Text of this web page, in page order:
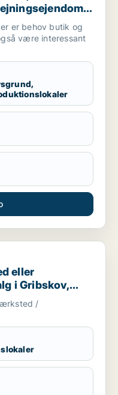
salg i
er behov butik og
være interessant
til salg i
eller
i Gribskov,
/